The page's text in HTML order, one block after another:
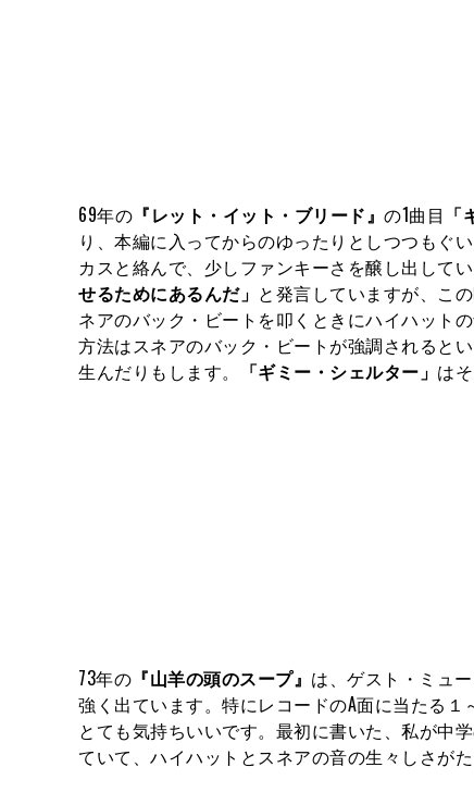
69年の 『レット・イット・ブリード』 の1曲目
り、本編に入ってからのゆったりとしつつもぐ
カスと絡んで、少しファンキーさを醸し出し
せるためにあるんだ」 と発言していますが、こ
ネアのバック・ビートを叩くときにハイハット
方法はスネアのバック・ビートが強調されると
生んだりもします。
「ギミー・シェルター」 は
73年の 『山羊の頭のスープ』 は、ゲスト・ミュ
強く出ています。特にレコードのA面に当たる
とても気持ちいいです。最初に書いた、私が中
ていて、ハイハットとスネアの音の生々しさがた